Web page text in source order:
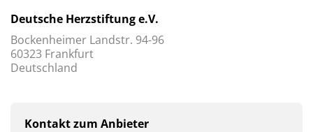
Deutsche Herzstiftung e.V.
Bockenheimer Landstr. 94-96
60323 Frankfurt
Deutschland
Kontakt zum Anbieter